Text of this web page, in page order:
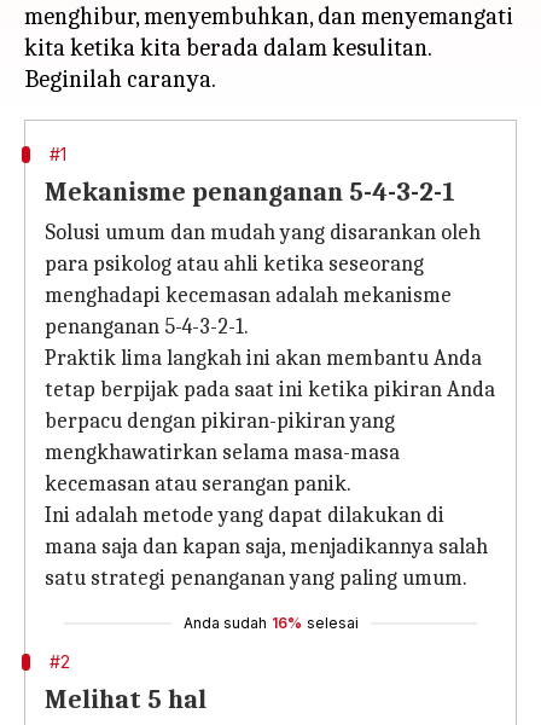
menghibur, menyembuhkan, dan menyemangati
kita ketika kita berada dalam kesulitan.
#1
Mekanisme penanganan 5-4-3-2-1
Solusi umum dan mudah yang disarankan oleh
para psikolog atau ahli ketika seseorang
menghadapi kecemasan adalah mekanisme
penanganan 5-4-3-2-1.
Praktik lima langkah ini akan membantu Anda
tetap berpijak pada saat ini ketika pikiran Anda
berpacu dengan pikiran-pikiran yang
mengkhawatirkan selama masa-masa
kecemasan atau serangan panik.
Ini adalah metode yang dapat dilakukan di
mana saja dan kapan saja, menjadikannya salah
satu strategi penanganan yang paling umum.
Anda sudah 16% selesai
#2
Melihat 5 hal